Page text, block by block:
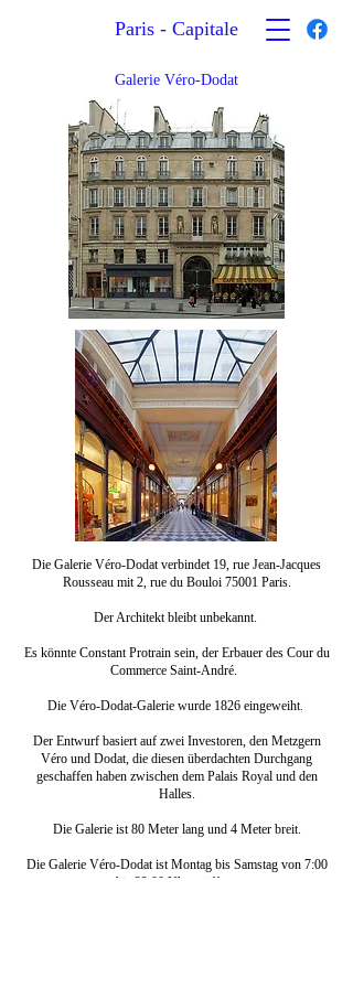
Paris - Capitale
Galerie Véro-Dodat
Die Galerie Véro-Dodat verbindet 19, rue Jean-Jacques
Rousseau mit 2, rue du Bouloi 75001 Paris.
Der Architekt bleibt unbekannt.
Es könnte Constant Protrain sein, der Erbauer des Cour du
Commerce Saint-André.
Die Véro-Dodat-Galerie wurde 1826 eingeweiht.
Der Entwurf basiert auf zwei Investoren, den Metzgern
Véro und Dodat, die diesen überdachten Durchgang
geschaffen haben zwischen dem Palais Royal und den
Halles.
Die Galerie ist 80 Meter lang und 4 Meter breit.
Die Galerie Véro-Dodat ist Montag bis Samstag von 7:00
bis 22:00 Uhr geöffnet.